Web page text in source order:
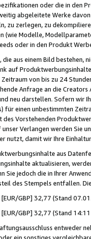
oder die in
abgeleitete Werke
zu zerlegen, zu
(wie Modelle,
oder in den Produkt
aus einem Bild bestehen,
auf
von bis zu 24
Anfrage an die
neu darstellen. Sofern wir
einen unbestimmten
Vorstehenden
Verlangen werden Sie
nutzt, damit wir Ihre
aus
aktualisieren,
Sie jedoch die in Ihrer
des Stempels entfallen.
GBP] 32,77 (Stand
GBP] 32,77 (Stand
entweder
ein sonstiges